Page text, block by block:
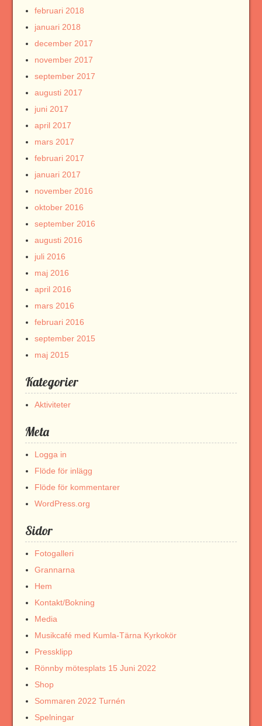
februari 2018
januari 2018
december 2017
november 2017
september 2017
augusti 2017
juni 2017
april 2017
mars 2017
februari 2017
januari 2017
november 2016
oktober 2016
september 2016
augusti 2016
juli 2016
maj 2016
april 2016
mars 2016
februari 2016
september 2015
maj 2015
Kategorier
Aktiviteter
Meta
Logga in
Flöde för inlägg
Flöde för kommentarer
WordPress.org
Sidor
Fotogalleri
Grannarna
Hem
Kontakt/Bokning
Media
Musikcafé med Kumla-Tärna Kyrkokör
Pressklipp
Rönnby mötesplats 15 Juni 2022
Shop
Sommaren 2022 Turnén
Spelningar